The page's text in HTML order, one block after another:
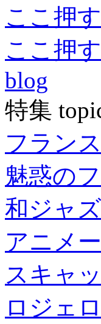
ここ押
ここ押
blog
特集
フラン
魅惑の
和ジャズ
アニメ
スキャ
ロジェ